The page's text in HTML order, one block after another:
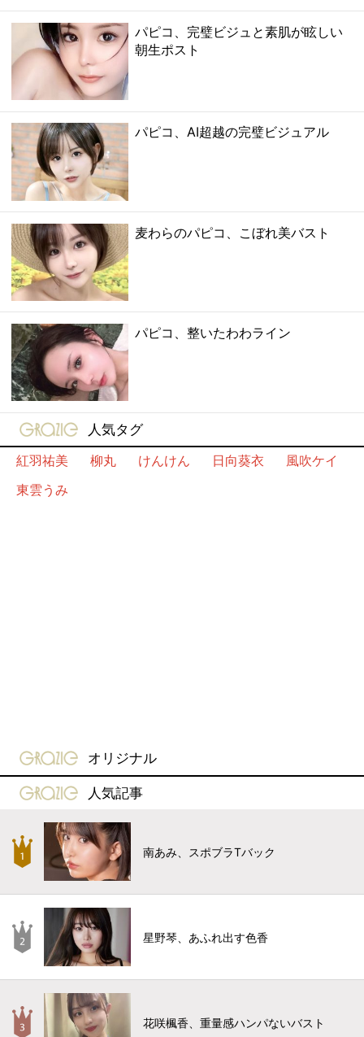
パピコ、完璧ビジュと素肌が眩しい
朝生ポスト
パピコ、AI超越の完璧ビジュアル
麦わらのパピコ、こぼれ美バスト
パピコ、整いたわわライン
gravure-grazie
人気タグ
紅羽祐美
柳丸 けんけん 日向葵衣
風吹ケイ
東雲うみ
gravure-grazie
オリジナル
gravure-grazie
人気記事
南あみ、スポブラTバック
星野琴、あふれ出す色香
花咲楓香、重量感ハンパないバスト